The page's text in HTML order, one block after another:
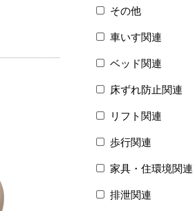
その他
車いす関連
ベッド関連
床ずれ防止関連
リフト関連
歩行関連
家具・住環境関連
排泄関連